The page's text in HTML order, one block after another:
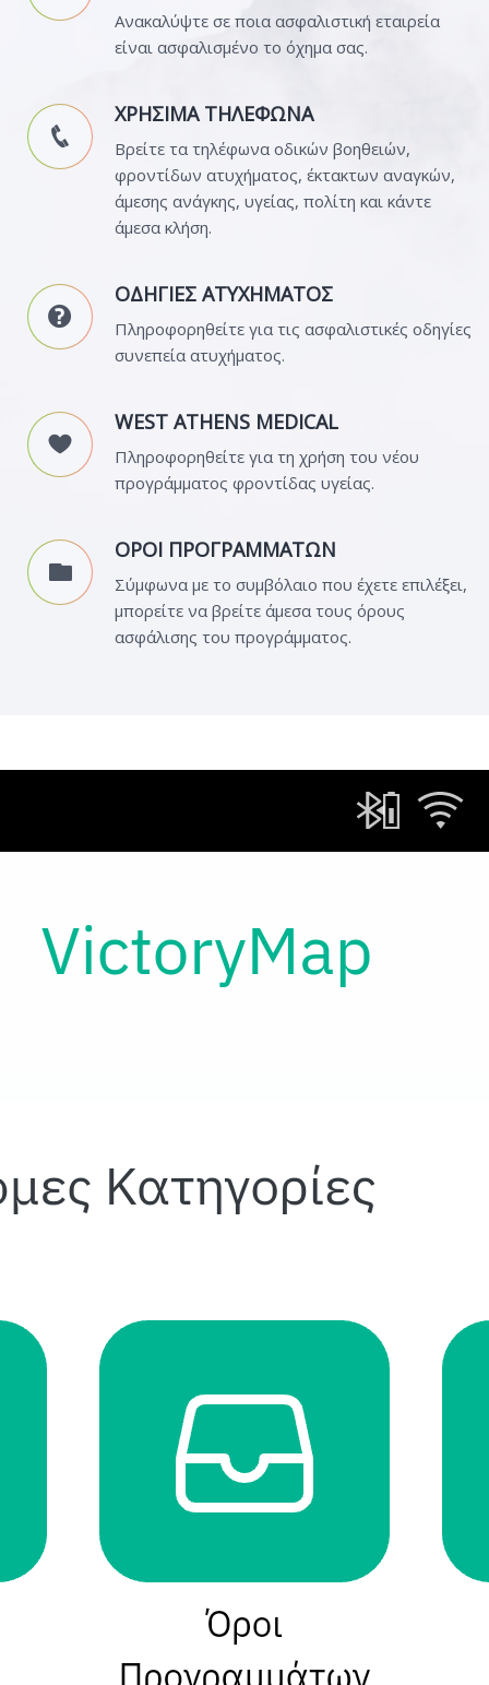
Ανακαλύψτε σε ποια ασφαλιστική εταιρεία
είναι ασφαλισμένο το όχημα σας.
ΧΡΗΣΙΜΑ ΤΗΛΕΦΩΝΑ
Βρείτε τα τηλέφωνα οδικών βοηθειών,
φροντίδων ατυχήματος, έκτακτων αναγκών,
άμεσης ανάγκης, υγείας, πολίτη και κάντε
άμεσα κλήση.
ΟΔΗΓΙΕΣ ΑΤΥΧΗΜΑΤΟΣ
Πληροφορηθείτε για τις ασφαλιστικές οδηγίες
συνεπεία ατυχήματος.
WEST ATHENS MEDICAL
Πληροφορηθείτε για τη χρήση του νέου
προγράμματος φροντίδας υγείας.
ΟΡΟΙ ΠΡΟΓΡΑΜΜΑΤΩΝ
Σύμφωνα με το συμβόλαιο που έχετε επιλέξει,
μπορείτε να βρείτε άμεσα τους όρους
ασφάλισης του προγράμματος.